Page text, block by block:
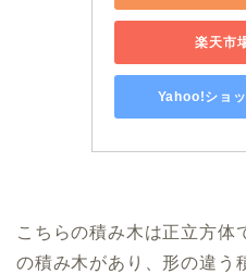
楽天市
Yahoo!ショ
こちらの積み木は正立方体
の積み木があり、形の違う